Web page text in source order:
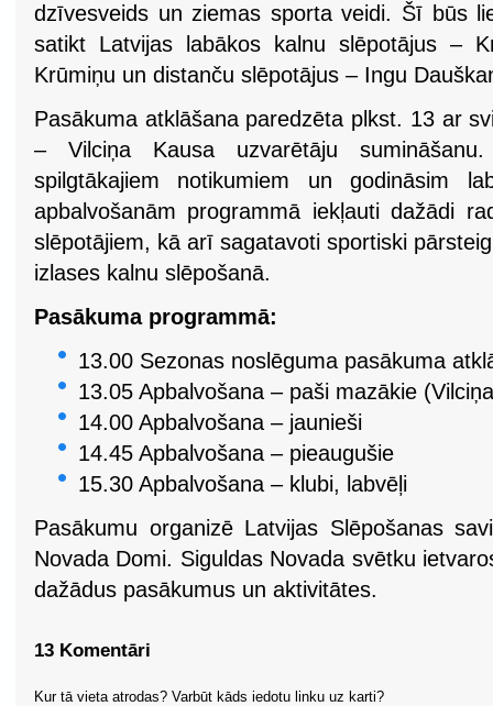
dzīvesveids un ziemas sporta veidi. Šī būs
satikt Latvijas labākos kalnu slēpotājus –
Krūmiņu un distanču slēpotājus – Ingu
Pasākuma atklāšana paredzēta plkst. 13 ar
– Vilciņa Kausa uzvarētāju
spilgtākajiem notikumiem un godināsim
apbalvošanām programmā iekļauti dažādi
slēpotājiem, kā arī sagatavoti sportiski
izlases kalnu slēpošanā.
Pasākuma programmā:
13.00 Sezonas noslēguma pasākuma
13.05 Apbalvošana – paši mazākie
14.00 Apbalvošana – jaunieši
14.45 Apbalvošana – pieaugušie
15.30 Apbalvošana – klubi, labvēļi
Pasākumu organizē Latvijas Slēpošanas
Novada Domi. Siguldas Novada svētku
dažādus pasākumus un aktivitātes.
13 Komentāri
Kur tā vieta atrodas? Varbūt kāds iedotu linku uz karti?